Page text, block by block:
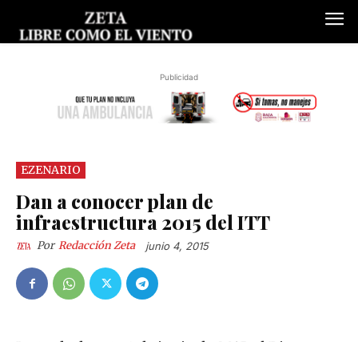
Publicidad
EZENARIO
Dan a conocer plan de
infraestructura 2015 del ITT
Por Redacción Zeta junio 4, 2015